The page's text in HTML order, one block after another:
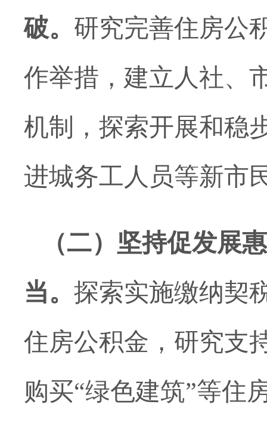
破。 研究完善住房公
作举措，建立人社、
机制，探索开展和稳
进城务工人员等新市
（二）坚持促发展
当。 探索实施缴纳契
住房公积金，研究支
购买“绿色建筑”等住